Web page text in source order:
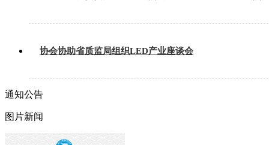
协会协助省质监局组织LED产业座谈会
通知公告
图片新闻